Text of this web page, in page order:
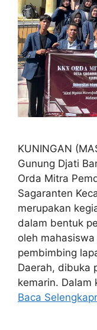
KUNINGAN
Gunung Djati
Orda Mitra
Sagaranten
merupakan
dalam bentuk
oleh
pembimbing
Daerah, dibuka
kemarin. Dalam
Baca